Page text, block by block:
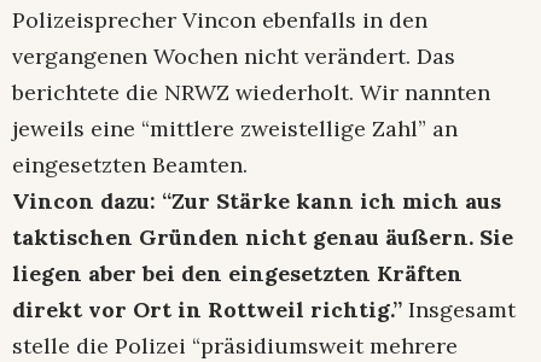
Polizeisprecher Vincon ebenfalls in den
vergangenen Wochen nicht verändert. Das
berichtete die NRWZ wiederholt. Wir nannten
jeweils eine “mittlere zweistellige Zahl” an
eingesetzten Beamten.
Vincon dazu: “Zur Stärke kann ich mich aus
taktischen Gründen nicht genau äußern. Sie
liegen aber bei den eingesetzten Kräften
direkt vor Ort in Rottweil richtig.” Insgesamt
stelle die Polizei “präsidiumsweit mehrere